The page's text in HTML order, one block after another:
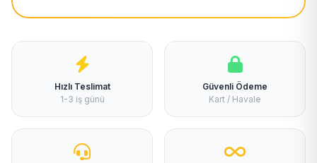
Hızlı Teslimat
1-3 iş günü
Güvenli Ödeme
Kart / Havale